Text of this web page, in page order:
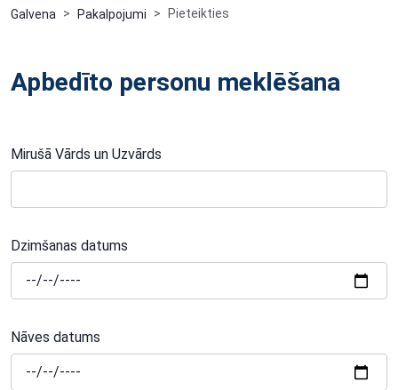
Galvena Pakalpojumi Pieteikties
Apbedīto personu meklēšana
Mirušā Vārds un Uzvārds
Dzimšanas datums
Nāves datums